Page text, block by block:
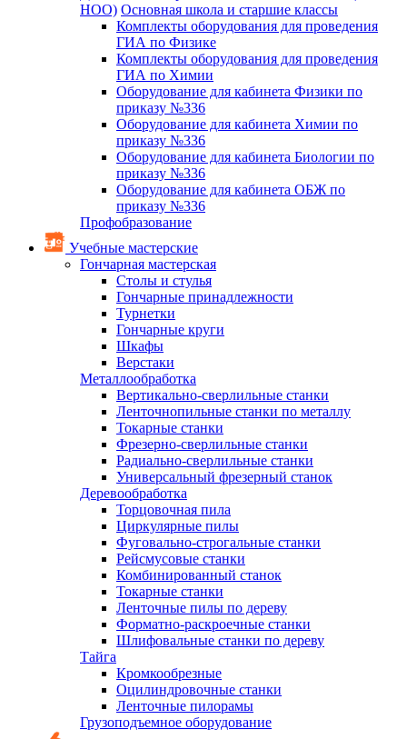
НОО) Основная школа и старшие классы
Комплекты оборудования для проведения
ГИА по Физике
Комплекты оборудования для проведения
ГИА по Химии
Оборудование для кабинета Физики по
приказу №336
Оборудование для кабинета Химии по
приказу №336
Оборудование для кабинета Биологии по
приказу №336
Оборудование для кабинета ОБЖ по
приказу №336
Профобразование
Учебные мастерские
Гончарная мастерская
Столы и стулья
Гончарные принадлежности
Турнетки
Гончарные круги
Шкафы
Верстаки
Металлообработка
Вертикально-сверлильные станки
Ленточнопильные станки по металлу
Токарные станки
Фрезерно-сверлильные станки
Радиально-сверлильные станки
Универсальный фрезерный станок
Деревообработка
Торцовочная пила
Циркулярные пилы
Фуговально-строгальные станки
Рейсмусовые станки
Комбинированный станок
Токарные станки
Ленточные пилы по дереву
Форматно-раскроечные станки
Шлифовальные станки по дереву
Тайга
Кромкообрезные
Оцилиндровочные станки
Ленточные пилорамы
Грузоподъемное оборудование